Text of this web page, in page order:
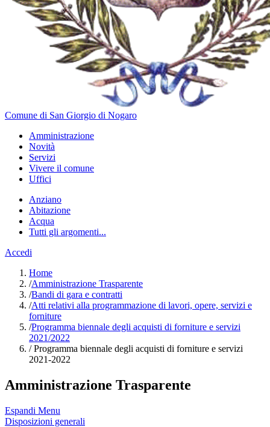
Comune di San Giorgio di Nogaro
Amministrazione
Novità
Servizi
Vivere il comune
Uffici
Anziano
Abitazione
Acqua
Tutti gli argomenti...
Accedi
Home
/Amministrazione Trasparente
/Bandi di gara e contratti
/Atti relativi alla programmazione di lavori, opere, servizi e
forniture
/Programma biennale degli acquisti di forniture e servizi
2021/2022
/Programma biennale degli acquisti di forniture e servizi
2021-2022
Amministrazione Trasparente
Espandi Menu
Disposizioni generali